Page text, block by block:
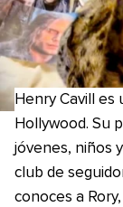
Henry Cavill es
Hollywood. Su
jóvenes, niños
club de
conoces a